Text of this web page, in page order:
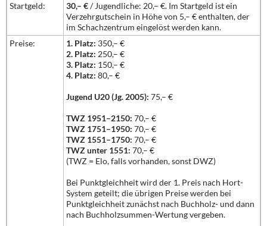
Startgeld:
30,– €/ Jugendliche: 20,– €. Im Startgeld ist ein
Verzehrgutschein in Höhe von 5,– € enthalten, der
im Schachzentrum eingelöst werden kann.
Preise:
1. Platz: 350,– €
2. Platz: 250,– €
3. Platz: 150,– €
4. Platz: 80,– €
Jugend U20 (Jg. 2005): 75,– €
TWZ 1951–2150: 70,– €
TWZ 1751–1950: 70,– €
TWZ 1551–1750: 70,– €
TWZ unter 1551: 70,– €
(TWZ = Elo, falls vorhanden, sonst DWZ)
Bei Punktgleichheit wird der 1. Preis nach Hort-
System geteilt; die übrigen Preise werden bei
Punktgleichheit zunächst nach Buchholz- und dann
nach Buchholzsummen-Wertung vergeben.